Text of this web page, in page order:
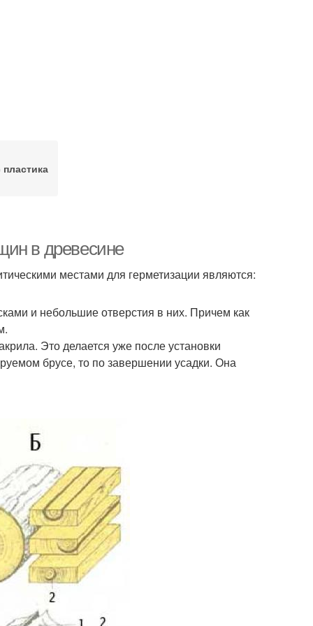
в древесине
местами для герметизации являются:
и небольшие отверстия в них. Причем как
Это делается уже после установки
брусе, то по завершении усадки. Она